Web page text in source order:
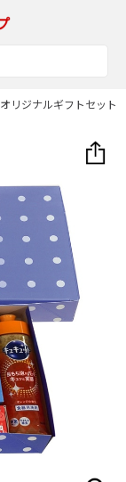
オリジナルギフトセッ